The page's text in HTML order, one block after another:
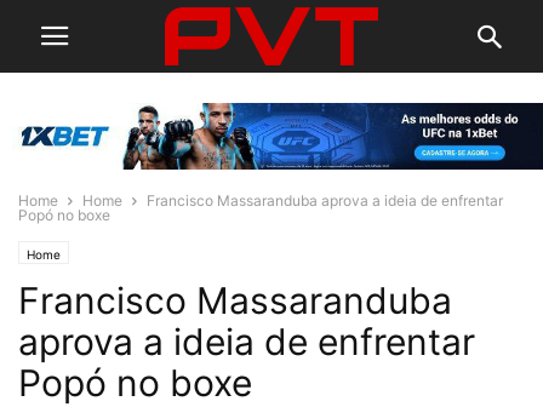
Home Home
Francisco Massaranduba aprova a ideia de enfrentar
Popó no boxe
Home
Francisco Massaranduba
aprova a ideia de enfrentar
Popó no boxe